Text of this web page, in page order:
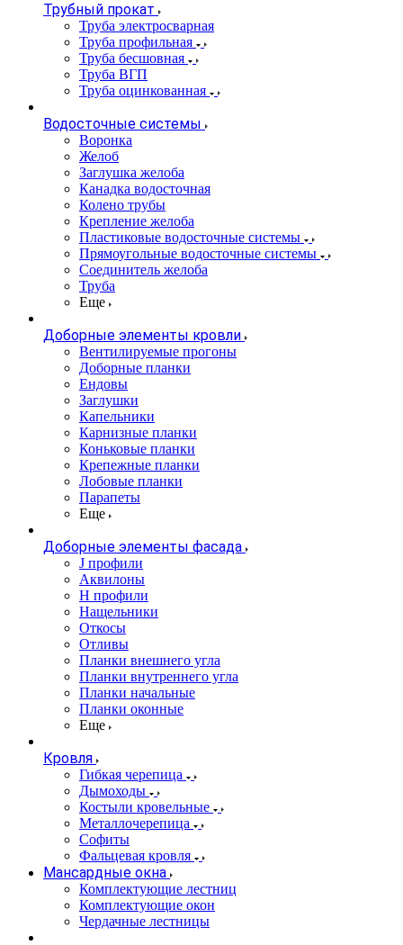
Трубный прокат
Труба электросварная
Труба профильная
Труба бесшовная
Труба ВГП
Труба оцинкованная
Водосточные системы
Воронка
Желоб
Заглушка желоба
Канадка водосточная
Колено трубы
Крепление желоба
Пластиковые водосточные системы
Прямоугольные водосточные системы
Соединитель желоба
Труба
Еще
Доборные элементы кровли
Вентилируемые прогоны
Доборные планки
Ендовы
Заглушки
Капельники
Карнизные планки
Коньковые планки
Крепежные планки
Лобовые планки
Парапеты
Еще
Доборные элементы фасада
J профили
Аквилоны
Н профили
Нащельники
Откосы
Отливы
Планки внешнего угла
Планки внутреннего угла
Планки начальные
Планки оконные
Еще
Кровля
Гибкая черепица
Дымоходы
Костыли кровельные
Металлочерепица
Софиты
Фальцевая кровля
Мансардные окна
Комплектующие лестниц
Комплектующие окон
Чердачные лестницы